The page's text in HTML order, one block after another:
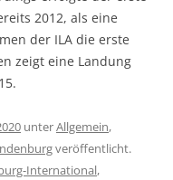
2012, als eine
der ILA die erste
zeigt eine Landung
unterAllgemein,
veröffentlicht.
International,